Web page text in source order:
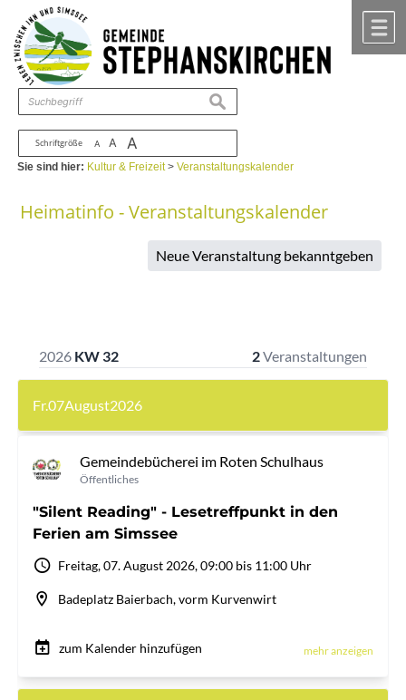
Zum Inhalt ,zur Navigation
Schriftgröße A A A
suchen
Sie sind hier: Kultur & Freizeit>Veranstaltungskalender
Heimatinfo - Veranstaltungskalender